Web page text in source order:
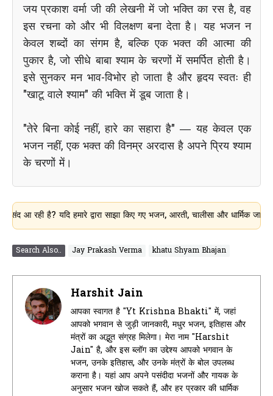
जय प्रकाश वर्मा जी की लेखनी में जो भक्ति का रस है, वह
इस रचना को और भी विलक्षण बना देता है। यह भजन न
केवल शब्दों का संगम है, बल्कि एक भक्त की आत्मा की
पुकार है, जो सीधे बाबा श्याम के चरणों में समर्पित होती है।
इसे सुनकर मन भाव-विभोर हो जाता है और हृदय स्वतः ही
"खाटू वाले श्याम" की भक्ति में डूब जाता है।
"तेरे बिना कोई नहीं, हारे का सहारा है" — यह केवल एक
भजन नहीं, एक भक्त की विनम्र अरदास है अपने प्रिय श्याम
के चरणों में।
है? यदि हमारे द्वारा साझा किए गए भजन, आरती, चालीसा और धार्मिक
Search Also.. Jay Prakash Verma khatu Shyam Bhajan
Harshit Jain
आपका स्वागत है "Yt Krishna Bhakti" में, जहां
आपको भगवान से जुड़ी जानकारी, मधुर भजन, इतिहास और
मंत्रों का अद्भुत संग्रह मिलेगा। मेरा नाम "Harshit
Jain" है, और इस ब्लॉग का उद्देश्य आपको भगवान के
भजन, उनके इतिहास, और उनके मंत्रों के बोल उपलब्ध
कराना है। यहां आप अपने पसंदीदा भजनों और गायक के
अनुसार भजन खोज सकते हैं, और हर प्रकार की धार्मिक